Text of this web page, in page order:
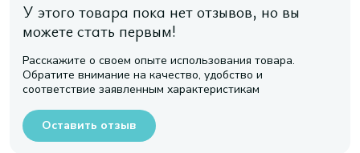
У этого товара пока нет отзывов, но вы
можете стать первым!
Расскажите о своем опыте использования товара.
Обратите внимание на качество, удобство и
соответствие заявленным характеристикам
Оставить отзыв